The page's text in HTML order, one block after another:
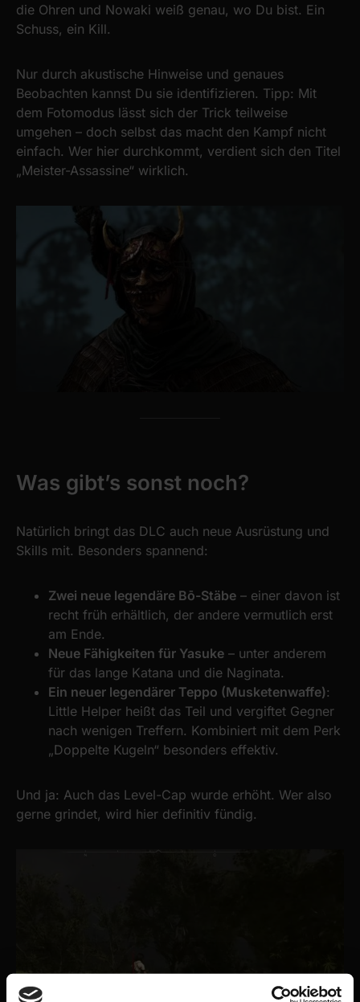
die Ohren und Nowaki weiß genau, wo Du bist. Ein
Schuss, ein Kill.
Nur durch akustische Hinweise und genaues
Beobachten kannst Du sie identifizieren. Tipp: Mit
dem Fotomodus lässt sich der Trick teilweise
umgehen – doch selbst das macht den Kampf nicht
einfach. Wer hier durchkommt, verdient sich den Titel
„Meister-Assassine“ wirklich.
Was gibt’s sonst noch?
Natürlich bringt das DLC auch neue Ausrüstung und
Skills mit. Besonders spannend:
Zwei neue legendäre Bō-Stäbe – einer davon ist
recht früh erhältlich, der andere vermutlich erst
am Ende.
Neue Fähigkeiten für Yasuke – unter anderem
für das lange Katana und die Naginata.
Ein neuer legendärer Teppo (Musketenwaffe):
Little Helper heißt das Teil und vergiftet Gegner
nach wenigen Treffern. Kombiniert mit dem Perk
„Doppelte Kugeln“ besonders effektiv.
Und ja: Auch das Level-Cap wurde erhöht. Wer also
gerne grindet, wird hier definitiv fündig.